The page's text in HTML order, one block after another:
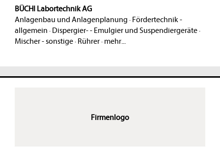
BÜCHI Labortechnik AG
Anlagenbau und Anlagenplanung · Fördertechnik -
allgemein · Dispergier- - Emulgier und Suspendiergeräte·
Mischer - sonstige· Rührer· mehr...
Firmenlogo